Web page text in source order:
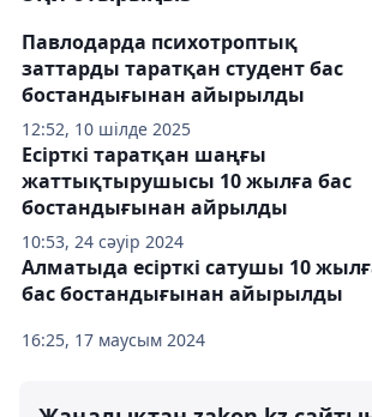
12:52, 10 шілде 2025
Павлодарда психотроптық
заттарды таратқан студент бас
бостандығынан айырылды
10:53, 24 сәуір 2024
Есірткі таратқан шаңғы
жаттықтырушысы 10 жылға бас
бостандығынан айрылды
16:25, 17 маусым 2024
Алматыда есірткі сатушы 10
бас бостандығынан айырылды